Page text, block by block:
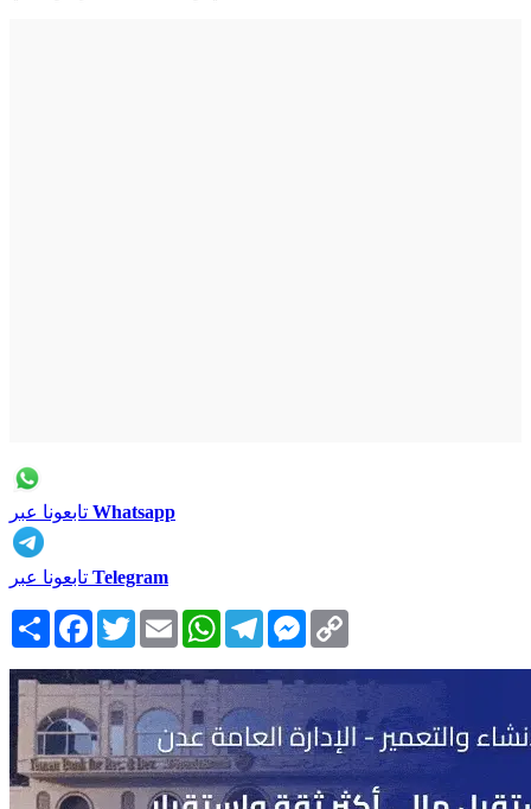
Whatsapp
Telegram
انشر Facebook
TwitterEmail WhatsAppTelegramMessenger